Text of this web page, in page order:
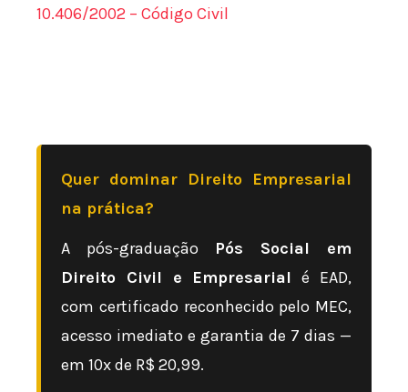
10.406/2002 – Código Civil
Quer dominar Direito Empresarial
na prática?
A pós-graduação Pós Social em
Direito Civil e Empresarial é EAD,
com certificado reconhecido pelo MEC,
acesso imediato e garantia de 7 dias —
em 10x de R$ 20,99.